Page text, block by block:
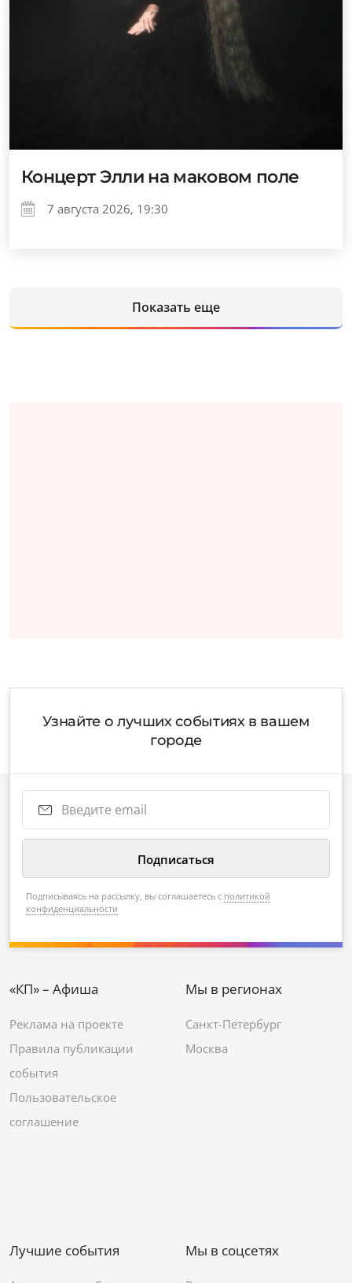
Концерт Элли на маковом поле
7 августа 2026, 19:30
Показать еще
Узнайте о лучших событиях в вашем
городе
Подписываясь на рассылку, вы соглашаетесь с политикой
конфиденциальности
«КП» – Афиша
Реклама на проекте
Правила публикации
события
Пользовательское
соглашение
Мы в регионах
Санкт-Петербург
Москва
Лучшие события Мы в соцсетях